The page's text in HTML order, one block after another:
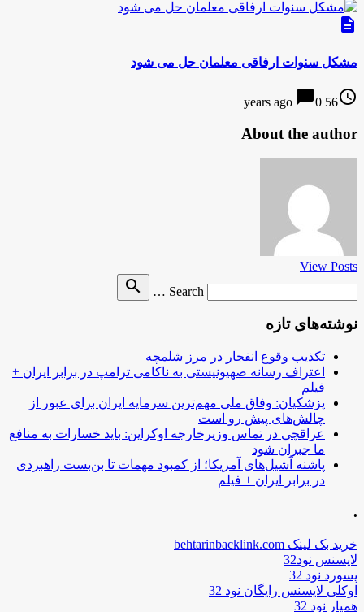
description
مشکل سنوات ارفاقی معلمان حل می شود
access_time
56 years ago
chat_bubble0
About the author
View Posts
Search …
search
نوشته‌های تازه
تکذیب وقوع انفجار در مرز شلمچه
اعتراف رسانه صهیونیستی به ناکامی ترامپ در برابر ایران +
فیلم
پزشکیان: وفاق ملی مهم‌ترین سرمایه ایران برای عبور از
چالش‌های پیش رو است
عراقچی در تماس وزیرخارجه اوکراین: باید خسارات به منافع
ما جبران شود
پاشنه آشیل‌های آمریکا؛ از کمبود مهمات تا بن‌بست راهبردی
در برابر ایران + فیلم
.
خرید بک لینک behtarinbacklink.com
لایسنس نود32
پسورد نود 32
اوکلی لایسنس رایگان نود 32
همیار نود 32